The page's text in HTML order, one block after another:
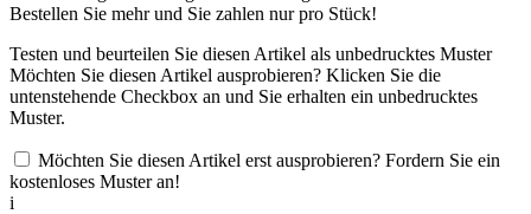
Bestellen Sie mehr und Sie zahlen nurpro Stück!
Testen und beurteilen Sie diesen Artikel als unbedrucktes Muster
Möchten Sie diesen Artikel ausprobieren? Klicken Sie die
untenstehende Checkbox an und Sie erhalten ein unbedrucktes
Muster.
Möchten Sie diesen Artikel erst ausprobieren? Fordern Sie ein
kostenloses Muster an!
i